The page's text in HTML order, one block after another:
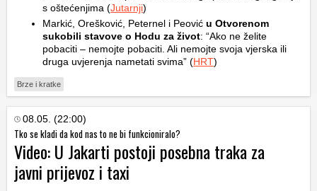
s oštećenjima (Jutarnji)
Markić, Orešković, Peternel i Peović u Otvorenom
sukobili stavove o Hodu za život: “Ako ne želite
pobaciti – nemojte pobaciti. Ali nemojte svoja vjerska ili
druga uvjerenja nametati svima” (HRT)
Brze i kratke
08.05. (22:00)
Tko se kladi da kod nas to ne bi funkcioniralo?
Video: U Jakarti postoji posebna traka za
javni prijevoz i taxi